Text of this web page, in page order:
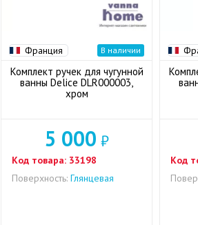
Франция В наличии
Комплект ручек для чугунной
ванны Delice DLR000003,
хром
5 000 ₽
Код товара: 33198
Поверхность: Глянцевая
Код